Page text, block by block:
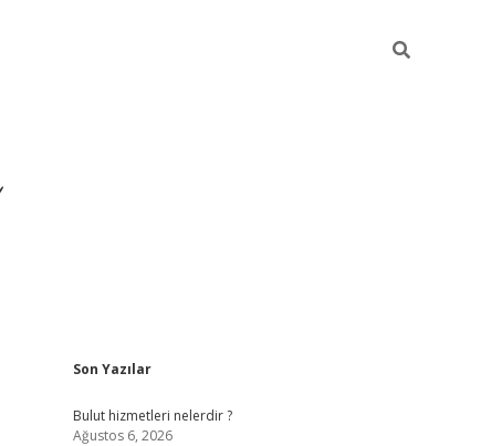
Sidebar
Son Yazılar
Bulut hizmetleri nelerdir ?
Ağustos 6, 2026